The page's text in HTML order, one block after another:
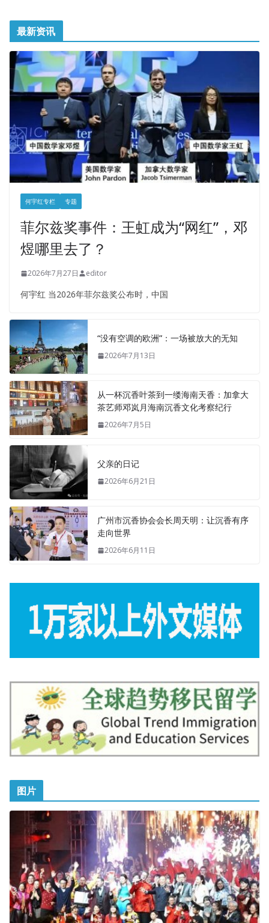
最新资讯
何宇红专栏 专题
菲尔兹奖事件：王虹成为“网红”，邓
煜哪里去了？
2026年7月27日 editor
何宇红 当2026年菲尔兹奖公布时，中国
“没有空调的欧洲”：一场被放大的无知
2026年7月13日
从一杯沉香叶茶到一缕海南天香：加拿大
茶艺师邓岚月海南沉香文化考察纪行
2026年7月5日
父亲的日记
2026年6月21日
广州市沉香协会会长周天明：让沉香有序
走向世界
2026年6月11日
图片